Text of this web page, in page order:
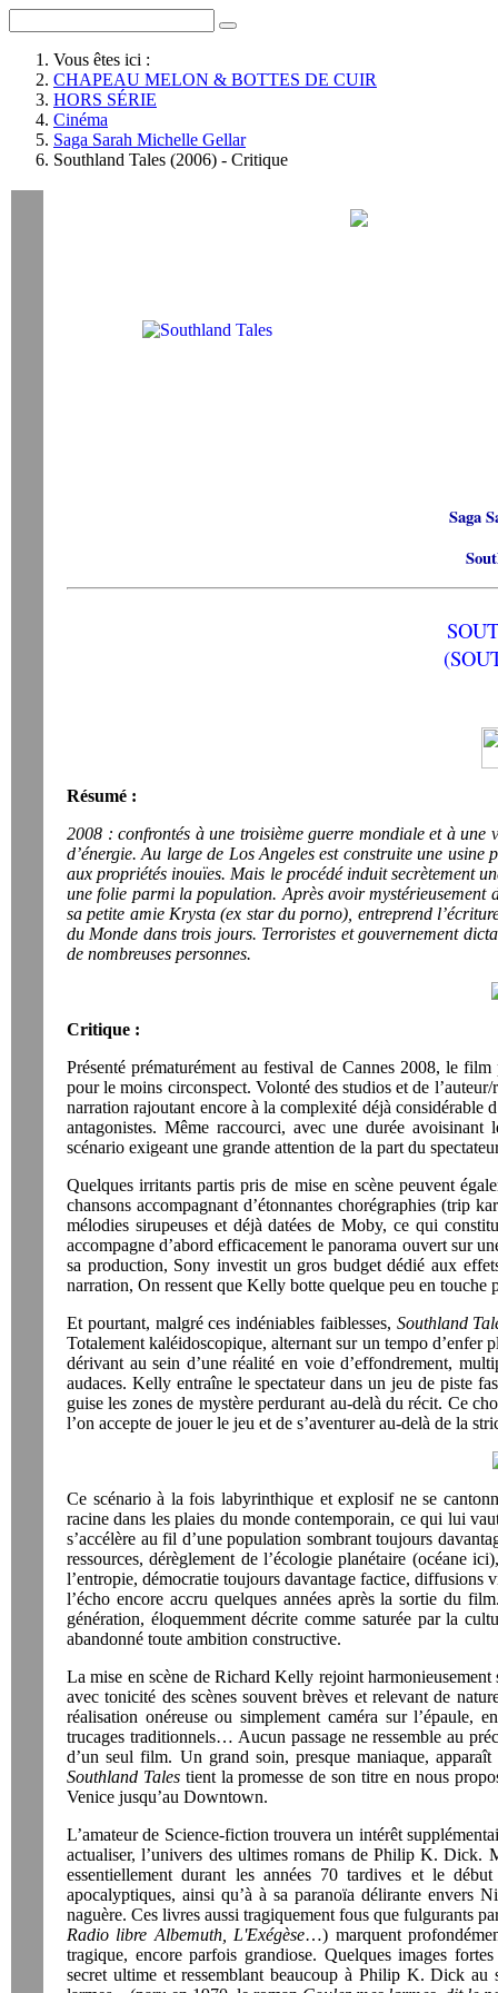
Vous êtes ici :
CHAPEAU MELON & BOTTES DE CUIR
HORS SÉRIE
Cinéma
Saga Sarah Michelle Gellar
Southland Tales (2006) - Critique
Saga
Résumé :
2008 : confrontés à une troisième guerre mondiale et à une
d’énergie. Au large de Los Angeles est construite une
aux propriétés inouïes. Mais le procédé induit secrètement
une folie parmi la population. Après avoir mystérieusement
sa petite amie Krysta (ex star du porno), entreprend
du Monde dans trois jours. Terroristes et gouvernement
de nombreuses personnes.
Critique :
Présenté prématurément au festival de Cannes 2008, le
pour le moins circonspect. Volonté des studios et de
narration rajoutant encore à la complexité déjà considérable
antagonistes. Même raccourci, avec une durée
scénario exigeant une grande attention de la part du
Quelques irritants partis pris de mise en scène peuvent
chansons accompagnant d’étonnantes chorégraphies (trip
mélodies sirupeuses et déjà datées de Moby, ce qui
accompagne d’abord efficacement le panorama ouvert sur
sa production, Sony investit un gros budget dédié aux
narration, On ressent que Kelly botte quelque peu en
Et pourtant, malgré ces indéniables faiblesses, Southland
Totalement kaléidoscopique, alternant sur un tempo d’enfer
dérivant au sein d’une réalité en voie d’effondrement,
audaces. Kelly entraîne le spectateur dans un jeu de piste
guise les zones de mystère perdurant au-delà du récit. Ce
l’on accepte de jouer le jeu et de s’aventurer au-delà de la
Ce scénario à la fois labyrinthique et explosif ne se
racine dans les plaies du monde contemporain, ce qui lui
s’accélère au fil d’une population sombrant toujours
ressources, dérèglement de l’écologie planétaire (océane
l’entropie, démocratie toujours davantage factice, diffusions
l’écho encore accru quelques années après la sortie du
génération, éloquemment décrite comme saturée par la
abandonné toute ambition constructive.
La mise en scène de Richard Kelly rejoint
avec tonicité des scènes souvent brèves et relevant de
réalisation onéreuse ou simplement caméra sur l’épaule,
trucages traditionnels… Aucun passage ne ressemble au
d’un seul film. Un grand soin, presque maniaque,
Southland Talestient la promesse de son titre en nous
Venice jusqu’au Downtown.
L’amateur de Science-fiction trouvera un intérêt
actualiser, l’univers des ultimes romans de Philip K. Dick.
essentiellement durant les années 70 tardives et le
apocalyptiques, ainsi qu’à à sa paranoïa délirante
naguère. Ces livres aussi tragiquement fous que fulgurants
Radio libre Albemuth,
L'Exégèse…) marquent
tragique, encore parfois grandiose. Quelques images
secret ultime et ressemblant beaucoup à Philip K. Dick